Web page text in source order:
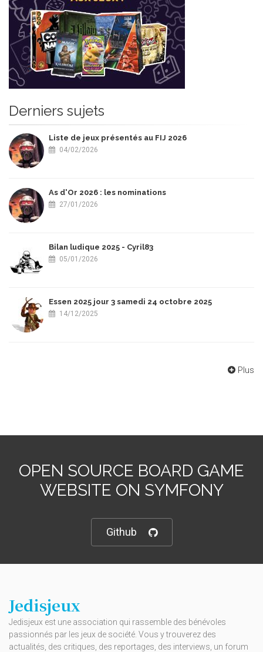
Derniers sujets
Liste de jeux présentés au FIJ 2026
04/02/2026
As d'Or 2026 : les nominations
27/01/2026
Bilan ludique 2025 - Cyril83
05/01/2026
Essen 2025 jour 3 samedi 24 octobre 2025
14/12/2025
Plus
OPEN SOURCE BOARD GAME
WEBSITE ON SYMFONY
Github
Jedisjeux
Jedisjeux est une association qui rassemble des bénévoles
passionnés par les jeux de société. Vous y trouverez des
actualités, des critiques, des reportages, des interviews, un forum